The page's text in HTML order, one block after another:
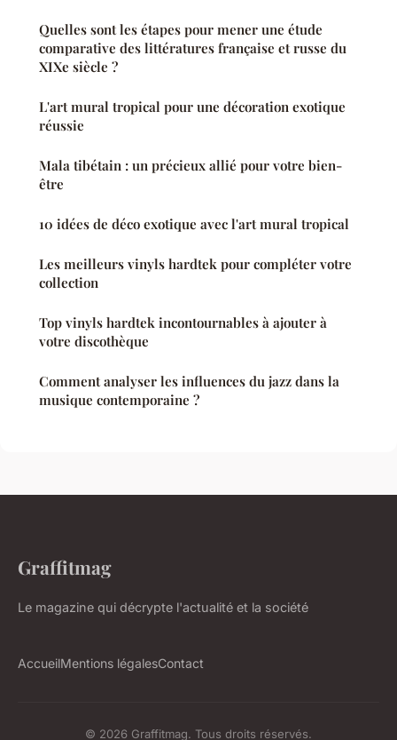
Quelles sont les étapes pour mener une étude
comparative des littératures française et russe du
XIXe siècle ?
L'art mural tropical pour une décoration exotique
réussie
Mala tibétain : un précieux allié pour votre bien-
être
10 idées de déco exotique avec l'art mural tropical
Les meilleurs vinyls hardtek pour compléter votre
collection
Top vinyls hardtek incontournables à ajouter à
votre discothèque
Comment analyser les influences du jazz dans la
musique contemporaine ?
Graffitmag
Le magazine qui décrypte l'actualité et la société
AccueilMentions légalesContact
© 2026 Graffitmag. Tous droits réservés.